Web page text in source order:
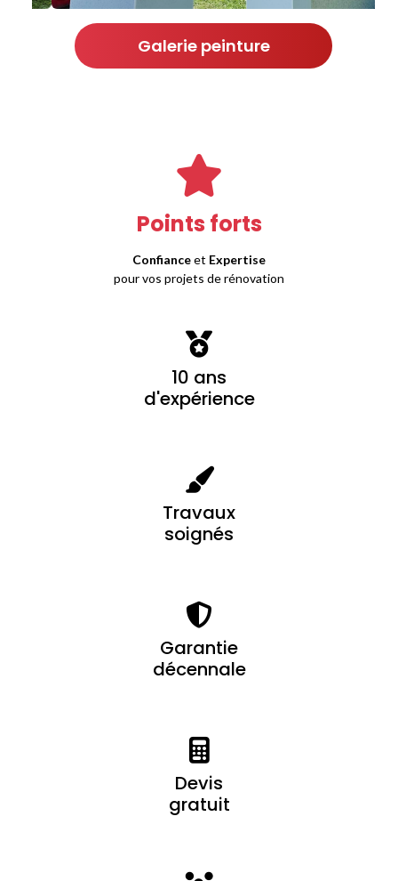
Galerie peinture
Points forts
Confianceet Expertise
pour vos projets de rénovation
10 ans
d'expérience
Travaux
soignés
Garantie
décennale
Devis
gratuit